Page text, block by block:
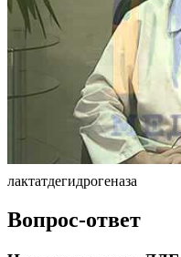
лактатдегидрогеназа
Вопрос-ответ